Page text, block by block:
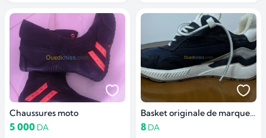
Chaussures moto
5 000 DA
Basket originale de marque CELIO
8 DA